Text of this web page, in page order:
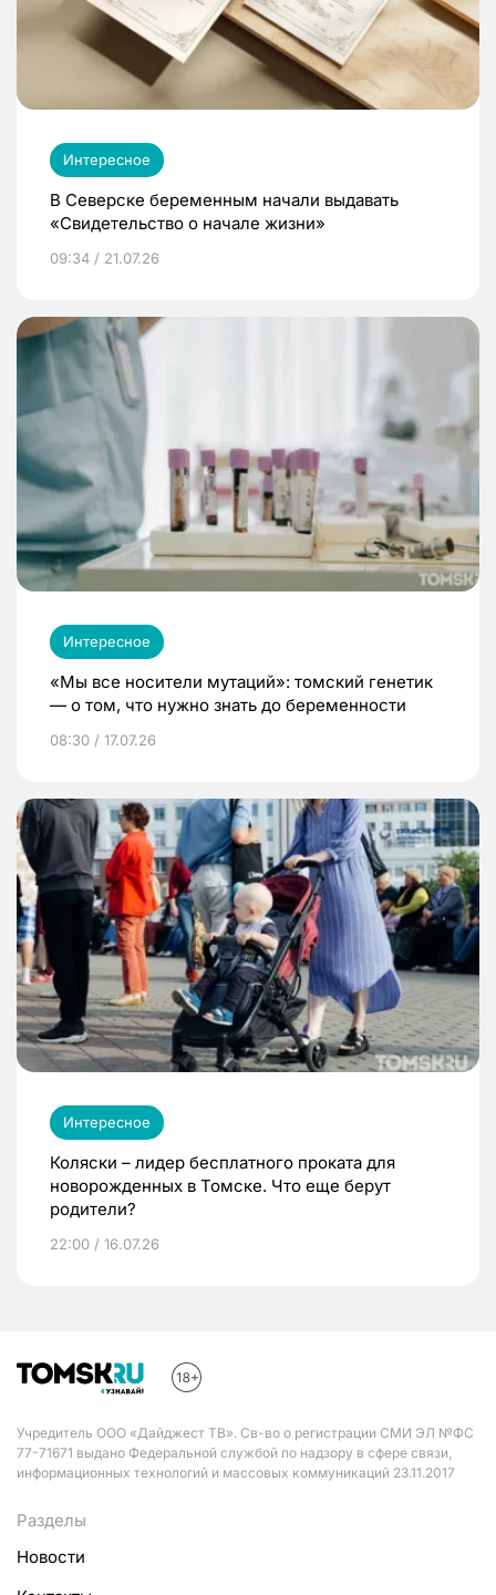
Интересное
В Северске беременным начали выдавать
«Свидетельство о начале жизни»
09:34 / 21.07.26
Интересное
«Мы все носители мутаций»: томский генетик
— о том, что нужно знать до беременности
08:30 / 17.07.26
Интересное
Коляски – лидер бесплатного проката для
новорожденных в Томске. Что еще берут
родители?
22:00 / 16.07.26
Учредитель ООО «Дайджест ТВ». Св-во о регистрации СМИ ЭЛ №ФС
77-71671 выдано Федеральной службой по надзору в сфере связи,
информационных технологий и массовых коммуникаций 23.11.2017
Разделы
Новости